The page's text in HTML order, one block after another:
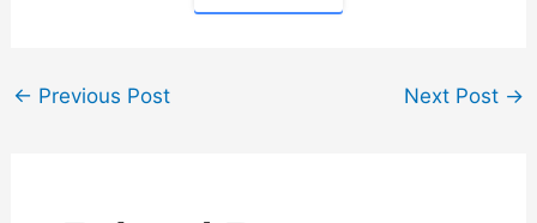
← Previous Post Next Post →